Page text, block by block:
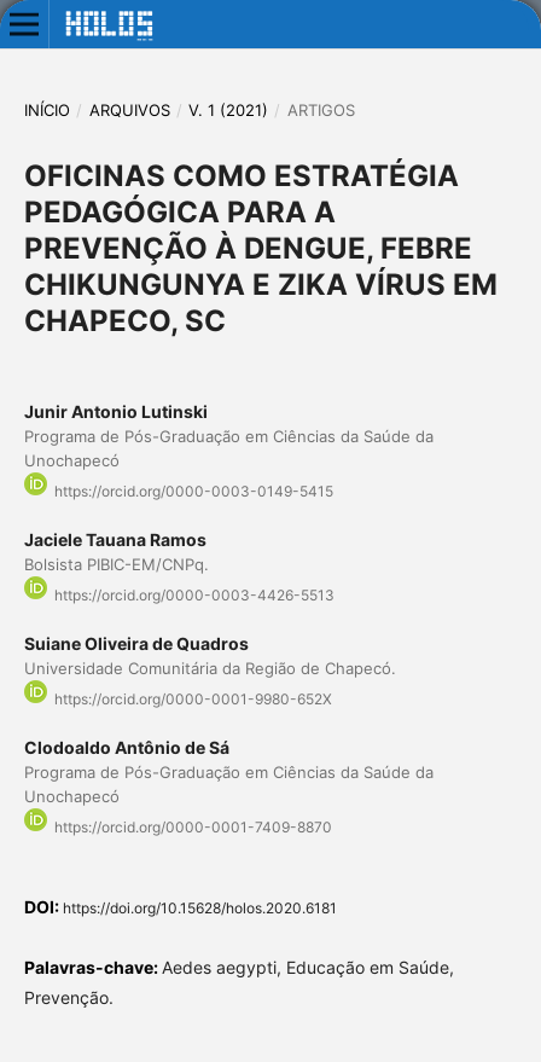
INÍCIO / ARQUIVOS / V. 1 (2021) / ARTIGOS
OFICINAS COMO ESTRATÉGIA
PEDAGÓGICA PARA A
PREVENÇÃO À DENGUE, FEBRE
CHIKUNGUNYA E ZIKA VÍRUS EM
CHAPECO, SC
Junir Antonio Lutinski
Programa de Pós-Graduação em Ciências da Saúde da
Unochapecó
https://orcid.org/0000-0003-0149-5415
Jaciele Tauana Ramos
Bolsista PIBIC-EM/CNPq.
https://orcid.org/0000-0003-4426-5513
Suiane Oliveira de Quadros
Universidade Comunitária da Região de Chapecó.
https://orcid.org/0000-0001-9980-652X
Clodoaldo Antônio de Sá
Programa de Pós-Graduação em Ciências da Saúde da
Unochapecó
https://orcid.org/0000-0001-7409-8870
DOI: https://doi.org/10.15628/holos.2020.6181
Palavras-chave:Aedes aegypti, Educação em Saúde,
Prevenção.